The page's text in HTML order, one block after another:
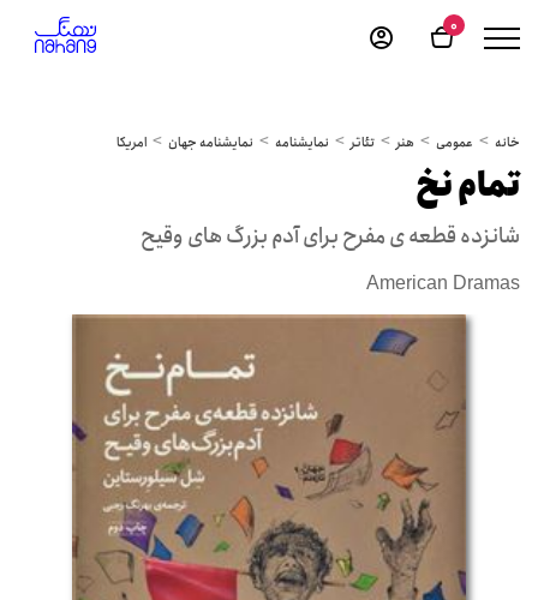
0
خانه عمومی هنر تئاتر نمایشنامه نمایشنامه جهان امریکا
تمام نخ
شانزده قطعه ی مفرح برای آدم بزرگ های وقیح
American Dramas